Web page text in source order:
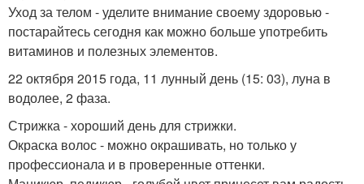
Уход за телом - уделите внимание своему здоровью -
постарайтесь сегодня как можно больше употребить
витаминов и полезных элементов.
22 октября 2015 года, 11 лунный день (15: 03), луна в
водолее, 2 фаза.
Стрижка - хороший день для стрижки.
Окраска волос - можно окрашивать, но только у
профессионала и в проверенные оттенки.